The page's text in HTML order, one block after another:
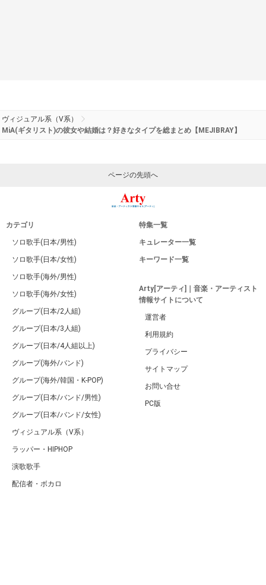
ヴィジュアル系（V系）
MiA(ギタリスト)の彼女や結婚は？好きなタイプを総まとめ【MEJIBRAY】
ページの先頭へ
カテゴリ
ソロ歌手(日本/男性)
ソロ歌手(日本/女性)
ソロ歌手(海外/男性)
ソロ歌手(海外/女性)
グループ(日本/2人組)
グループ(日本/3人組)
グループ(日本/4人組以上)
グループ(海外/バンド)
グループ(海外/韓国・K-POP)
グループ(日本/バンド/男性)
グループ(日本/バンド/女性)
ヴィジュアル系（V系）
ラッパー・HIPHOP
演歌歌手
配信者・ボカロ
特集一覧
キュレーター一覧
キーワード一覧
Arty[アーティ]｜音楽・アーティスト
情報サイトについて
運営者
利用規約
プライバシー
サイトマップ
お問い合せ
PC版